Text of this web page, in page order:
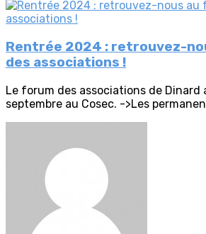
Rentrée 2024 : retrouvez-
des associations !
Le forum des associations de Dinard
septembre au Cosec. ->Les